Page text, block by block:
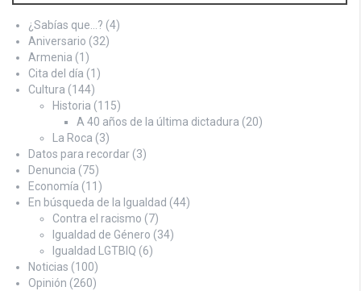
¿Sabías que…? (4)
Aniversario (32)
Armenia (1)
Cita del día (1)
Cultura (144)
Historia (115)
A 40 años de la última dictadura (20)
La Roca (3)
Datos para recordar (3)
Denuncia (75)
Economía (11)
En búsqueda de la Igualdad (44)
Contra el racismo (7)
Igualdad de Género (34)
Igualdad LGTBIQ (6)
Noticias (100)
Opinión (260)